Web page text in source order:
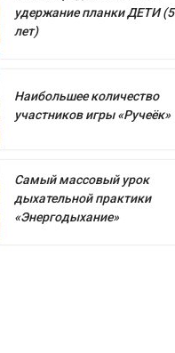
удержание планки ДЕТИ (5
лет)
Наибольшее количество
участников игры «Ручеёк»
Самый массовый урок
дыхательной практики
«Энергодыхание»